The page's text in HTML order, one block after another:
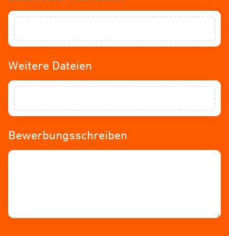
Weitere Dateien
Bewerbungsschreiben